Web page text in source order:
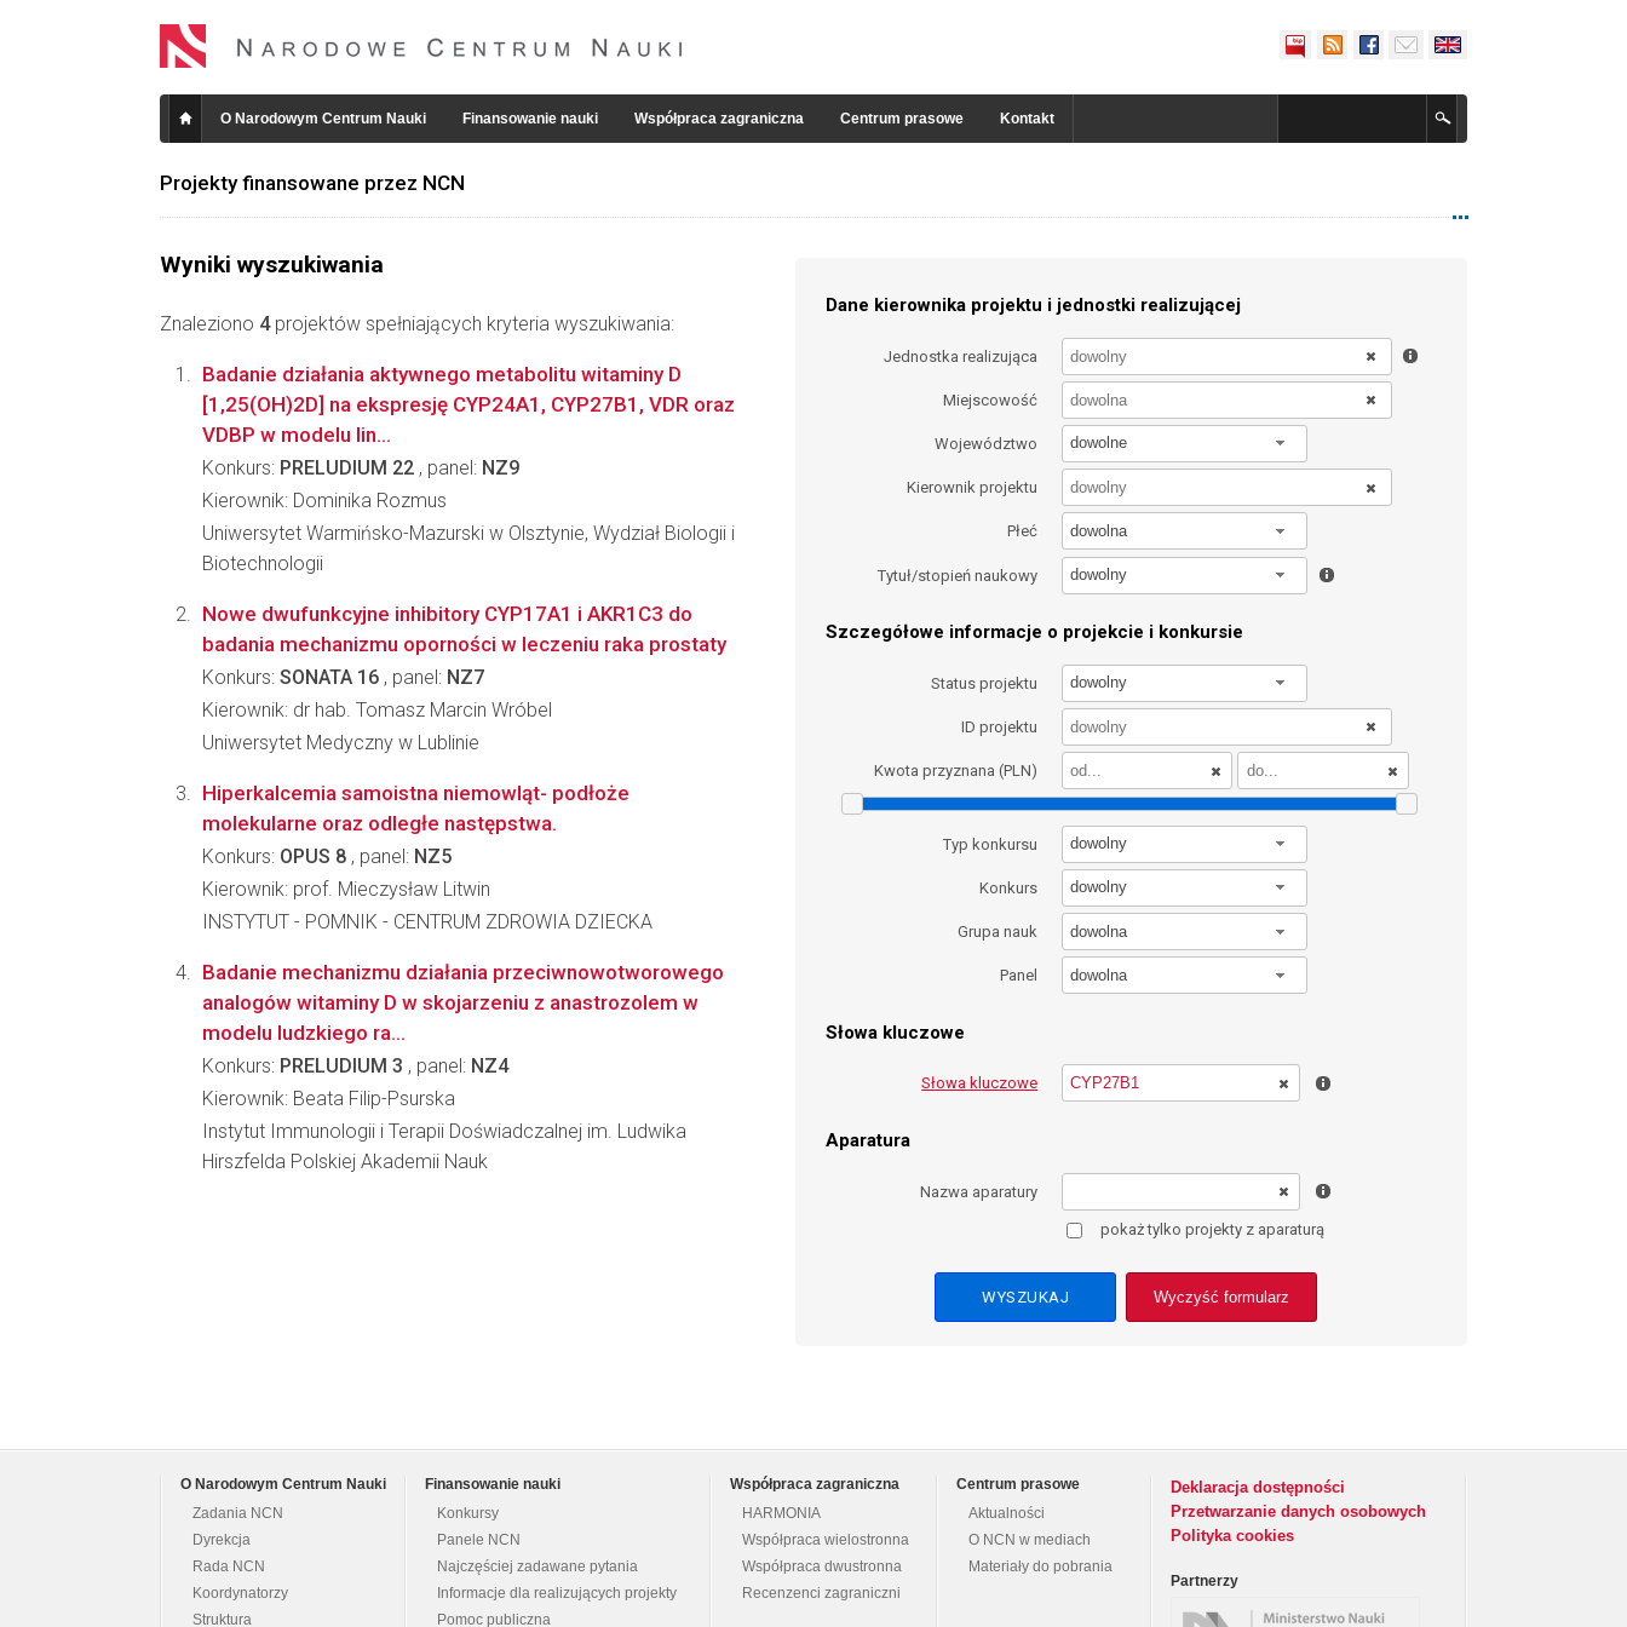
O Narodowym Centrum Nauki Finansowanie nauki Współpraca zagraniczna Centrum prasowe Kontakt
Projekty finansowane przez NCN
Wyniki wyszukiwania
Znaleziono 4projektów spełniających kryteria wyszukiwania:
Dane kierownika projektu i jednostki realizującej
Jednostka realizująca
Miejscowość
Województwo dowolne
Kierownik projektu
Płeć dowolna
Tytuł/stopień naukowy dowolny
Szczegółowe informacje o projekcie i konkursie
Status projektu dowolny
ID projektu
Kwota przyznana (PLN)
Typ konkursu dowolny
Konkurs dowolny
Grupa nauk dowolna
Panel dowolna
Słowa kluczowe
Słowa kluczowe
Aparatura
Nazwa aparatury
pokaż tylko projekty z aparaturą
Wyczyść formularz
Badanie działania aktywnego metabolitu witaminy D
[1,25(OH)2D] na ekspresję CYP24A1, CYP27B1, VDR oraz
VDBP w modelu lin...
Konkurs: PRELUDIUM 22 , panel: NZ9
Kierownik: Dominika Rozmus
Uniwersytet Warmińsko-Mazurski w Olsztynie, Wydział Biologii i
Biotechnologii
Nowe dwufunkcyjne inhibitory CYP17A1 i AKR1C3 do
badania mechanizmu oporności w leczeniu raka prostaty
Konkurs: SONATA 16 , panel: NZ7
Kierownik: dr hab. Tomasz Marcin Wróbel
Uniwersytet Medyczny w Lublinie
Hiperkalcemia samoistna niemowląt- podłoże
molekularne oraz odległe następstwa.
Konkurs: OPUS 8 , panel: NZ5
Kierownik: prof. Mieczysław Litwin
INSTYTUT - POMNIK - CENTRUM ZDROWIA DZIECKA
Badanie mechanizmu działania przeciwnowotworowego
analogów witaminy D w skojarzeniu z anastrozolem w
modelu ludzkiego ra...
Konkurs: PRELUDIUM 3 , panel: NZ4
Kierownik: Beata Filip-Psurska
Instytut Immunologii i Terapii Doświadczalnej im. Ludwika
Hirszfelda Polskiej Akademii Nauk
O Narodowym Centrum Nauki
Zadania NCN
Dyrekcja
Rada NCN
Koordynatorzy
Struktura
Finansowanie nauki
Konkursy
Panele NCN
Najczęściej zadawane pytania
Informacje dla realizujących projekty
Pomoc publiczna
Współpraca zagraniczna
HARMONIA
Współpraca wielostronna
Współpraca dwustronna
Recenzenci zagraniczni
Centrum prasowe
Aktualności
O NCN w mediach
Materiały do pobrania
Deklaracja dostępności
Przetwarzanie danych osobowych
Polityka cookies
Partnerzy